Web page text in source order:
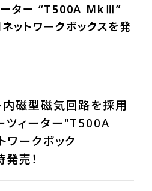
ーター “T500A MkⅢ”
ットワークボックスを発
内磁型磁気回路を採用
ツィーター"T500A
ークボック
売！